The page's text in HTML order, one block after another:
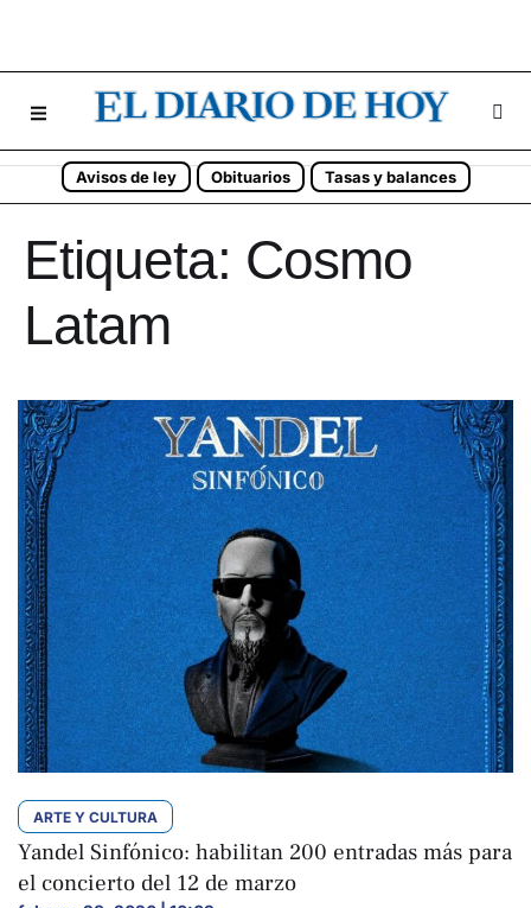
Avisos de ley Obituarios Tasas y balances
Etiqueta: Cosmo
Latam
ARTE Y CULTURA
Yandel Sinfónico: habilitan 200 entradas más para
el concierto del 12 de marzo